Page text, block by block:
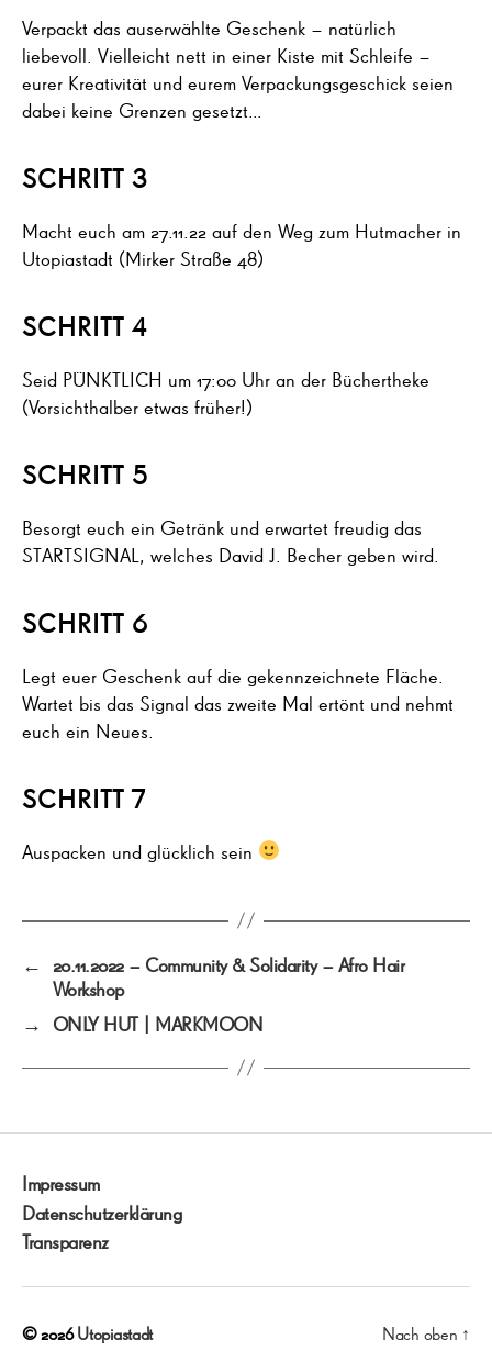
Verpackt das auserwählte Geschenk – natürlich
liebevoll. Vielleicht nett in einer Kiste mit Schleife –
eurer Kreativität und eurem Verpackungsgeschick seien
dabei keine Grenzen gesetzt…
SCHRITT 3
Macht euch am 27.11.22 auf den Weg zum Hutmacher in
Utopiastadt (Mirker Straße 48)
SCHRITT 4
Seid PÜNKTLICH um 17:00 Uhr an der Büchertheke
(Vorsichthalber etwas früher!)
SCHRITT 5
Besorgt euch ein Getränk und erwartet freudig das
STARTSIGNAL, welches David J. Becher geben wird.
SCHRITT 6
Legt euer Geschenk auf die gekennzeichnete Fläche.
Wartet bis das Signal das zweite Mal ertönt und nehmt
euch ein Neues.
SCHRITT 7
Auspacken und glücklich sein
← 20.11.2022 – Community & Solidarity – Afro Hair
Workshop
→
ONLY HUT | MARKMOON
Impressum
Datenschutzerklärung
Transparenz
© 2026Utopiastadt Nach oben ↑